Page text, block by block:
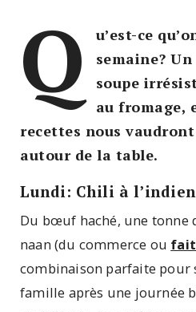
Q
u’est-ce
semaine?
soupe
au fromage,
recettes nous
autour de la table.
Lundi: Chili à
Du bœuf haché, une tonne
naan (du commerce ou
combinaison parfaite pour
famille après une journée